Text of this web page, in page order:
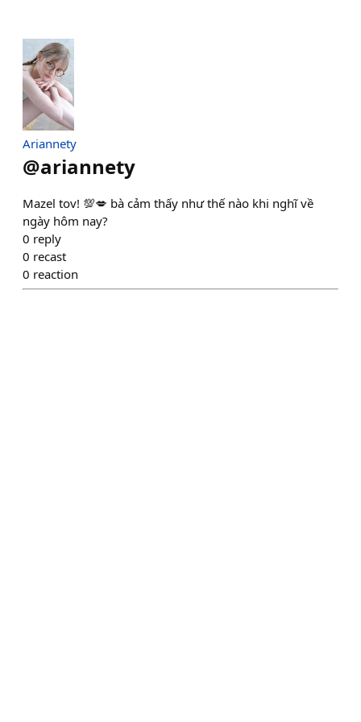
Ariannety
@ariannety
Mazel tov! 💯💋 bà cảm thấy như thế nào khi nghĩ về
ngày hôm nay?
0 reply
0 recast
0 reaction